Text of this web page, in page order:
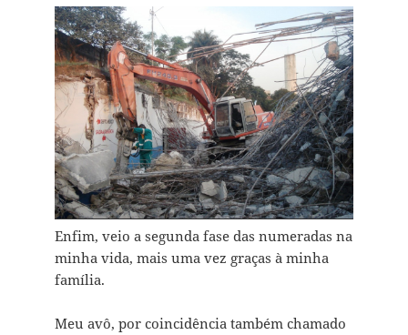
Enfim, veio a segunda fase das numeradas na
minha vida, mais uma vez graças à minha
família.
Meu avô, por coincidência também chamado